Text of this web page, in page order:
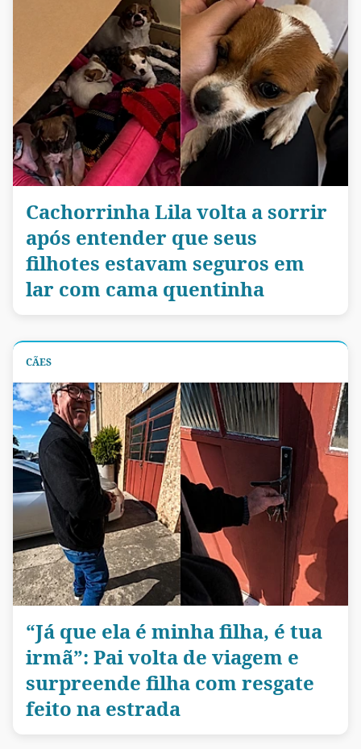
Cachorrinha Lila volta a sorrir
após entender que seus
filhotes estavam seguros em
lar com cama quentinha
CÃES
“Já que ela é minha filha, é tua
irmã”: Pai volta de viagem e
surpreende filha com resgate
feito na estrada